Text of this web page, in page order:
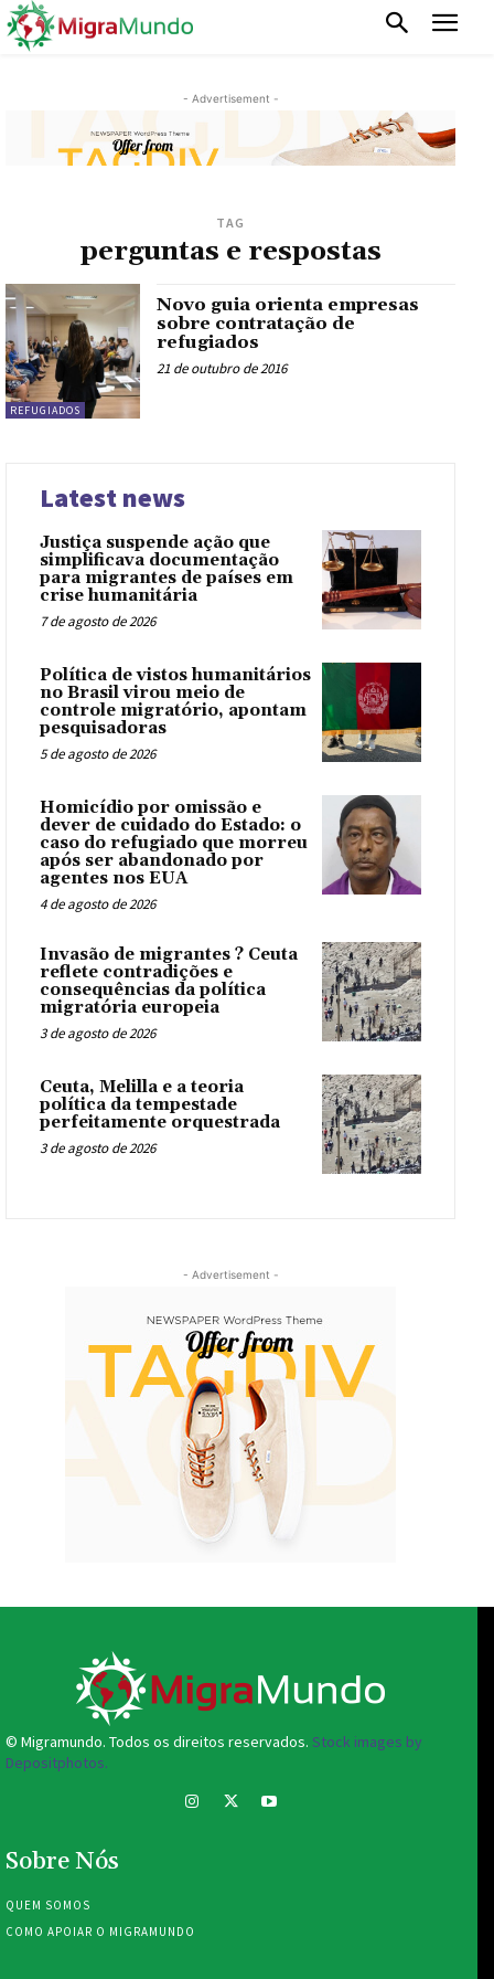
- Advertisement -
TAG
perguntas e respostas
REFUGIADOS
Novo guia orienta empresas
sobre contratação de
refugiados
21 de outubro de 2016
Latest news
Justiça suspende ação que
simplificava documentação
para migrantes de países em
crise humanitária
7 de agosto de 2026
Política de vistos humanitários
no Brasil virou meio de
controle migratório, apontam
pesquisadoras
5 de agosto de 2026
Homicídio por omissão e
dever de cuidado do Estado: o
caso do refugiado que morreu
após ser abandonado por
agentes nos EUA
4 de agosto de 2026
Invasão de migrantes ? Ceuta
reflete contradições e
consequências da política
migratória europeia
3 de agosto de 2026
Ceuta, Melilla e a teoria
política da tempestade
perfeitamente orquestrada
3 de agosto de 2026
- Advertisement -
© Migramundo. Todos os direitos reservados. Stock images by
Depositphotos.
Sobre Nós
QUEM SOMOS
COMO APOIAR O MIGRAMUNDO